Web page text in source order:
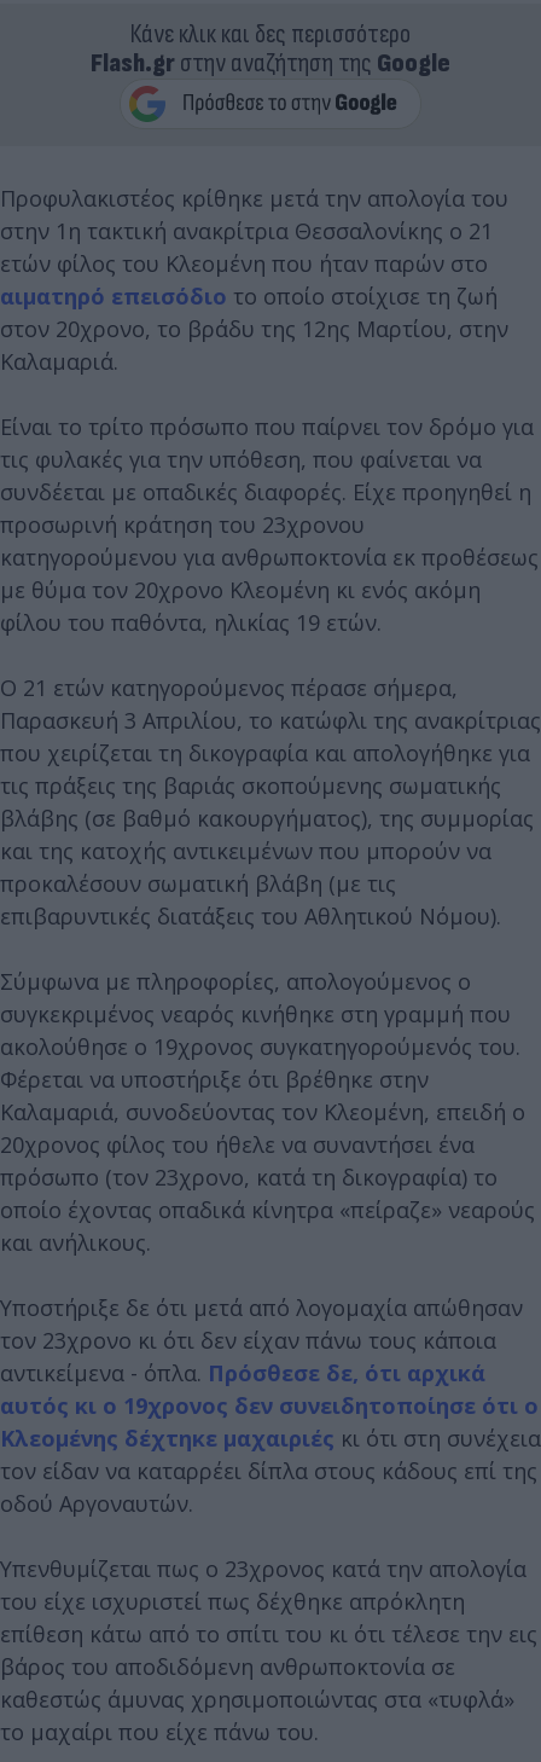
Κάνε κλικ και δες περισσότερο
Flash.grστην αναζήτηση της Google
Προφυλακιστέος κρίθηκε μετά την απολογία του
στην 1η τακτική ανακρίτρια Θεσσαλονίκης ο 21
ετών φίλος του Κλεομένη που ήταν παρών στο
αιματηρό επεισόδιο το οποίο στοίχισε τη ζωή
στον 20χρονο, το βράδυ της 12ης Μαρτίου, στην
Καλαμαριά.
Είναι το τρίτο πρόσωπο που παίρνει τον δρόμο για
τις φυλακές για την υπόθεση, που φαίνεται να
συνδέεται με οπαδικές διαφορές. Είχε προηγηθεί η
προσωρινή κράτηση του 23χρονου
κατηγορούμενου για ανθρωποκτονία εκ προθέσεως
με θύμα τον 20χρονο Κλεομένη κι ενός ακόμη
φίλου του παθόντα, ηλικίας 19 ετών.
Ο 21 ετών κατηγορούμενος πέρασε σήμερα,
Παρασκευή 3 Απριλίου, το κατώφλι της ανακρίτριας
που χειρίζεται τη δικογραφία και απολογήθηκε για
τις πράξεις της βαριάς σκοπούμενης σωματικής
βλάβης (σε βαθμό κακουργήματος), της συμμορίας
και της κατοχής αντικειμένων που μπορούν να
προκαλέσουν σωματική βλάβη (με τις
επιβαρυντικές διατάξεις του Αθλητικού Νόμου).
Σύμφωνα με πληροφορίες, απολογούμενος ο
συγκεκριμένος νεαρός κινήθηκε στη γραμμή που
ακολούθησε ο 19χρονος συγκατηγορούμενός του.
Φέρεται να υποστήριξε ότι βρέθηκε στην
Καλαμαριά, συνοδεύοντας τον Κλεομένη, επειδή ο
20χρονος φίλος του ήθελε να συναντήσει ένα
πρόσωπο (τον 23χρονο, κατά τη δικογραφία) το
οποίο έχοντας οπαδικά κίνητρα «πείραζε» νεαρούς
και ανήλικους.
Υποστήριξε δε ότι μετά από λογομαχία απώθησαν
τον 23χρονο κι ότι δεν είχαν πάνω τους κάποια
αντικείμενα - όπλα. Πρόσθεσε δε, ότι αρχικά
αυτός κι ο 19χρονος δεν συνειδητοποίησε ότι ο
Κλεομένης δέχτηκε μαχαιριές κι ότι στη συνέχεια
τον είδαν να καταρρέει δίπλα στους κάδους επί της
οδού Αργοναυτών.
Υπενθυμίζεται πως ο 23χρονος κατά την απολογία
του είχε ισχυριστεί πως δέχθηκε απρόκλητη
επίθεση κάτω από το σπίτι του κι ότι τέλεσε την εις
βάρος του αποδιδόμενη ανθρωποκτονία σε
καθεστώς άμυνας χρησιμοποιώντας στα «τυφλά»
το μαχαίρι που είχε πάνω του.